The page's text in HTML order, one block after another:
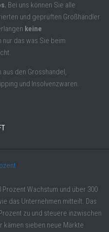
Bei uns können Sie alle
und geprüften Großhändler
keine
nur das was Sie beim
aus den Grosshandel,
und Insolvenzwaren.
Wachstum und über 300
das Unternehmen mitteilt. Das
zu und steuere inzwischen
kämen sieben neue Märkte